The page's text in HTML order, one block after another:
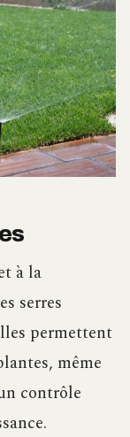
à la
serres
permettent
même
contrôle